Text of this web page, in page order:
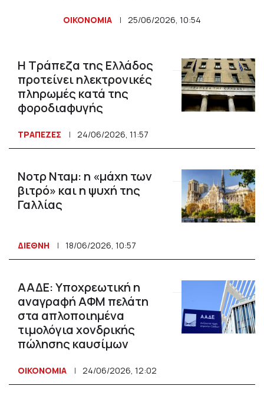
ΟΙΚΟΝΟΜΙΑ 25/06/2026, 10:54
Η Τράπεζα της Ελλάδος
προτείνει ηλεκτρονικές
πληρωμές κατά της
φοροδιαφυγής
ΤΡΑΠΕΖΕΣ 24/06/2026, 11:57
Νοτρ Νταμ: η «μάχη των
βιτρό» και η ψυχή της
Γαλλίας
ΔΙΕΘΝΗ 18/06/2026, 10:57
ΑΑΔΕ: Υποχρεωτική η
αναγραφή ΑΦΜ πελάτη
στα απλοποιημένα
τιμολόγια χονδρικής
πώλησης καυσίμων
ΟΙΚΟΝΟΜΙΑ 24/06/2026, 12:02